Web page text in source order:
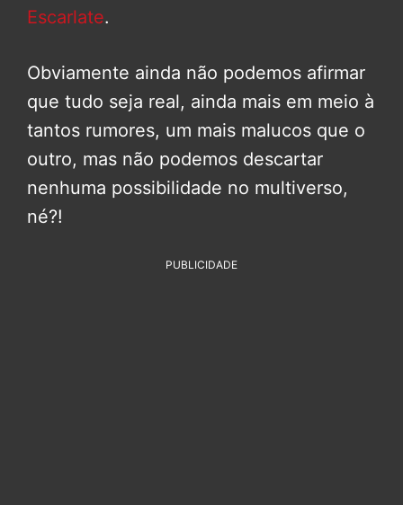
Escarlate.
Obviamente ainda não podemos afirmar
que tudo seja real, ainda mais em meio à
tantos rumores, um mais malucos que o
outro, mas não podemos descartar
nenhuma possibilidade no multiverso,
né?!
PUBLICIDADE